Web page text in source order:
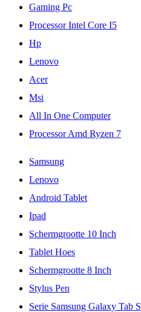
Gaming Pc
Processor Intel Core I5
Hp
Lenovo
Acer
Msi
All In One Computer
Processor Amd Ryzen 7
Samsung
Lenovo
Android Tablet
Ipad
Schermgrootte 10 Inch
Tablet Hoes
Schermgrootte 8 Inch
Stylus Pen
Serie Samsung Galaxy Tab S